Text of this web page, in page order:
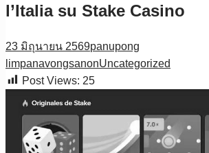
l’Italia su Stake Casino
23 มิถุนายน 2569panupong
limpanavongsanonUncategorized
Post Views: 25